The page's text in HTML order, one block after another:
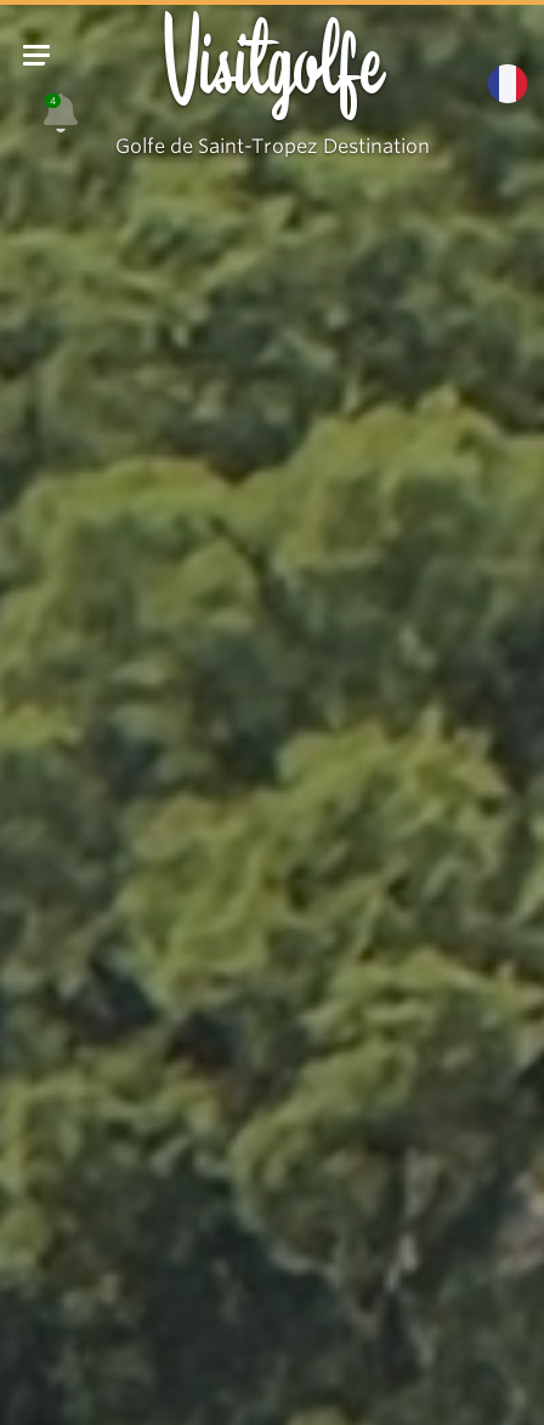
4 Visitgolfe
Golfe de Saint-Tropez Destination